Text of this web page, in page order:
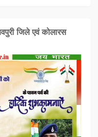
जिले एवं कोलारस